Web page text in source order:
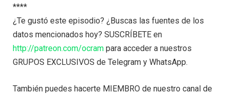
****
¿Te gustó este episodio? ¿Buscas las fuentes de los
datos mencionados hoy? SUSCRÍBETE en
http://patreon.com/ocram para acceder a nuestros
GRUPOS EXCLUSIVOS de Telegram y WhatsApp.
También puedes hacerte MIEMBRO de nuestro canal de